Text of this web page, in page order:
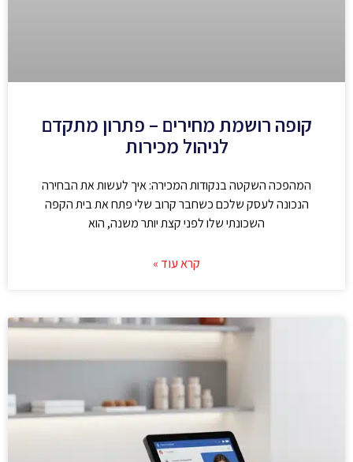
קופה רושמת מחירים – פתרון מתקדם
לניהול מכירות
המהפכה השקטה בנקודות המכירה: איך לעשות את הבחירה
הנכונה לעסק שלכם כשחבר קרוב שלי פתח את בית הקפה
השכונתי שלו לפני קצת יותר משנה, הוא
קרא עוד »